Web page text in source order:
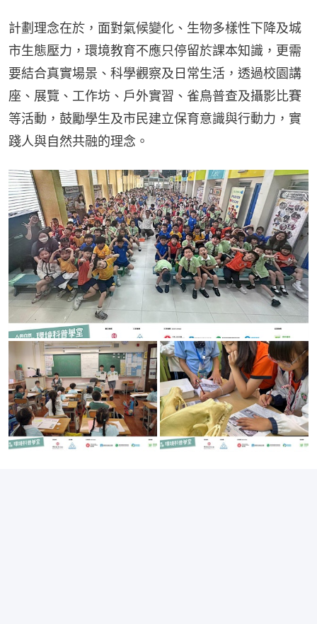
計劃理念在於，面對氣候變化、生物多樣性下降及城
市生態壓力，環境教育不應只停留於課本知識，更需
要結合真實場景、科學觀察及日常生活，透過校園講
座、展覽、工作坊、戶外實習、雀鳥普查及攝影比賽
等活動，鼓勵學生及市民建立保育意識與行動力，實
踐人與自然共融的理念。